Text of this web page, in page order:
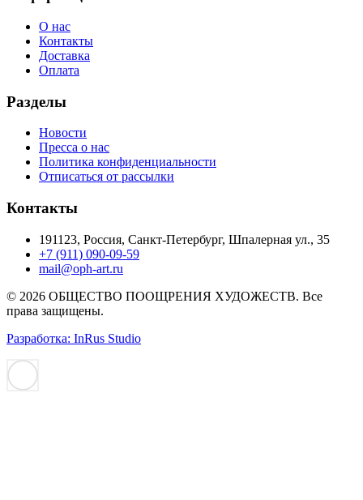
О нас
Контакты
Доставка
Оплата
Разделы
Новости
Пресса о нас
Политика конфиденциальности
Отписаться от рассылки
Контакты
191123, Россия, Санкт-Петербург, Шпалерная ул., 35
+7 (911) 090-09-59
mail@oph-art.ru
© 2026 ОБЩЕСТВО ПООЩРЕНИЯ ХУДОЖЕСТВ. Все
права защищены.
Разработка: InRus Studio